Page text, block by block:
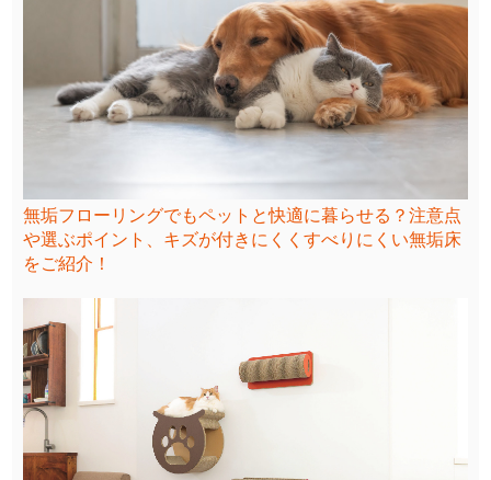
無垢フローリングでもペットと快適に暮らせる？注意点
や選ぶポイント、キズが付きにくくすべりにくい無垢床
をご紹介！